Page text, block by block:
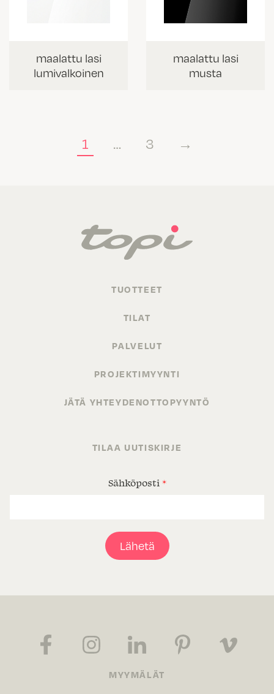
maalattu lasi
lumivalkoinen
maalattu lasi
musta
1 … 3 →
TUOTTEET
TILAT
PALVELUT
PROJEKTIMYYNTI
JÄTÄ YHTEYDENOTTOPYYNTÖ
TILAA UUTISKIRJE
Sähköposti *
Lähetä
MYYMÄLÄT